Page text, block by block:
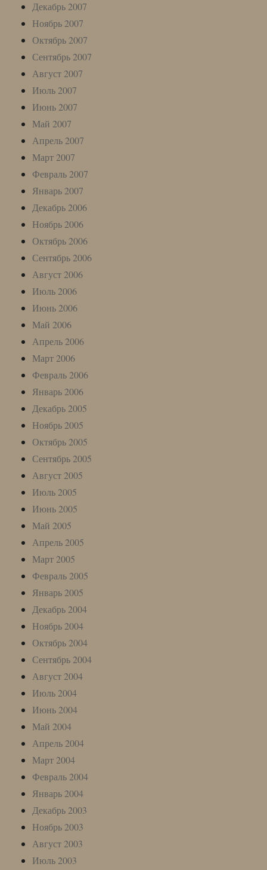
Декабрь 2007
Ноябрь 2007
Октябрь 2007
Сентябрь 2007
Август 2007
Июль 2007
Июнь 2007
Май 2007
Апрель 2007
Март 2007
Февраль 2007
Январь 2007
Декабрь 2006
Ноябрь 2006
Октябрь 2006
Сентябрь 2006
Август 2006
Июль 2006
Июнь 2006
Май 2006
Апрель 2006
Март 2006
Февраль 2006
Январь 2006
Декабрь 2005
Ноябрь 2005
Октябрь 2005
Сентябрь 2005
Август 2005
Июль 2005
Июнь 2005
Май 2005
Апрель 2005
Март 2005
Февраль 2005
Январь 2005
Декабрь 2004
Ноябрь 2004
Октябрь 2004
Сентябрь 2004
Август 2004
Июль 2004
Июнь 2004
Май 2004
Апрель 2004
Март 2004
Февраль 2004
Январь 2004
Декабрь 2003
Ноябрь 2003
Август 2003
Июль 2003